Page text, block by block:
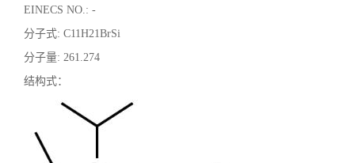
EINECS NO.: -
分子式: C11H21BrSi
分子量: 261.274
结构式：